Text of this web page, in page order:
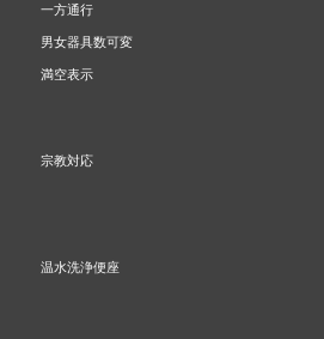
一方通行
男女器具数可変
満空表示
宗教対応
温水洗浄便座